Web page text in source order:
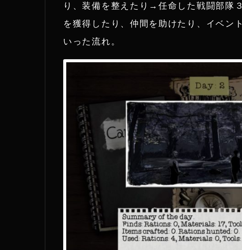
り、装備を整えたり→任命した戦闘部隊
を獲得したり、仲間を助けたり、イベン
いった流れ。